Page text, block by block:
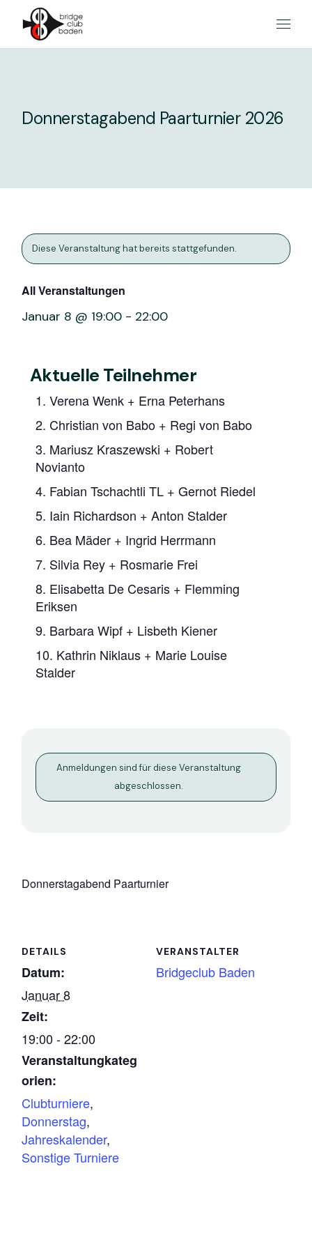
content
Donnerstagabend Paarturnier 2026
Diese Veranstaltung hat bereits stattgefunden.
All Veranstaltungen
Januar 8 @ 19:00 - 22:00
Aktuelle Teilnehmer
1. Verena Wenk + Erna Peterhans
2. Christian von Babo + Regi von Babo
3. Mariusz Kraszewski + Robert
Novianto
4. Fabian Tschachtli TL + Gernot Riedel
5. Iain Richardson + Anton Stalder
6. Bea Mäder + Ingrid Herrmann
7. Silvia Rey + Rosmarie Frei
8. Elisabetta De Cesaris + Flemming
Eriksen
9. Barbara Wipf + Lisbeth Kiener
10. Kathrin Niklaus + Marie Louise
Stalder
Anmeldungen sind für diese Veranstaltung
abgeschlossen.
Donnerstagabend Paarturnier
DETAILS
Datum:
Januar 8
Zeit:
19:00 - 22:00
Veranstaltungkateg
orien:
Clubturniere,
Donnerstag,
Jahreskalender,
Sonstige Turniere
VERANSTALTER
Bridgeclub Baden